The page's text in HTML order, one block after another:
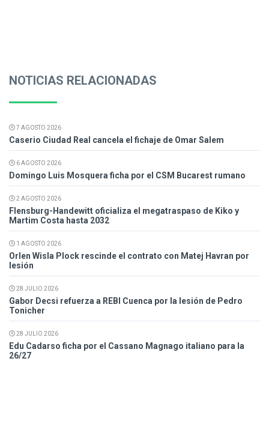
NOTICIAS RELACIONADAS
7 AGOSTO 2026
Caserio Ciudad Real cancela el fichaje de Omar Salem
6 AGOSTO 2026
Domingo Luis Mosquera ficha por el CSM Bucarest rumano
2 AGOSTO 2026
Flensburg-Handewitt oficializa el megatraspaso de Kiko y
Martim Costa hasta 2032
1 AGOSTO 2026
Orlen Wisla Plock rescinde el contrato con Matej Havran por
lesión
28 JULIO 2026
Gabor Decsi refuerza a REBI Cuenca por la lesión de Pedro
Tonicher
28 JULIO 2026
Edu Cadarso ficha por el Cassano Magnago italiano para la
26/27